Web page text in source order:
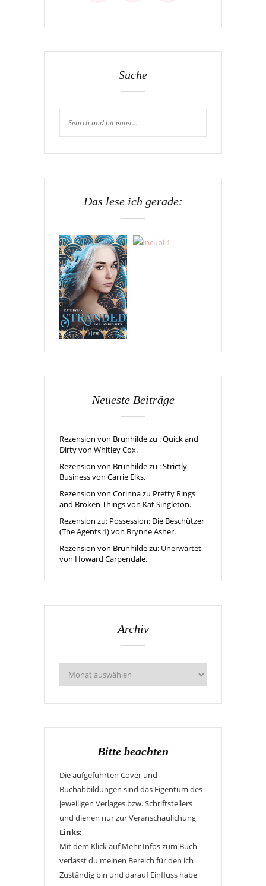
Suche
Das lese ich gerade:
Neueste Beiträge
Rezension von Brunhilde zu : Quick and
Dirty von Whitley Cox.
Rezension von Brunhilde zu : Strictly
Business von Carrie Elks.
Rezension von Corinna zu Pretty Rings
and Broken Things von Kat Singleton.
Rezension zu: Possession: Die Beschützer
(The Agents 1) von Brynne Asher.
Rezension von Brunhilde zu: Unerwartet
von Howard Carpendale.
Archiv
Bitte beachten
Die aufgeführten Cover und
Buchabbildungen sind das Eigentum des
jeweiligen Verlages bzw. Schriftstellers
und dienen nur zur Veranschaulichung
Links:
Mit dem Klick auf Mehr Infos zum Buch
verlässt du meinen Bereich für den ich
Zuständig bin und darauf Einfluss habe